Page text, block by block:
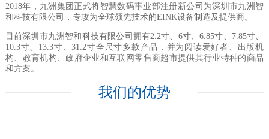
2018年，九洲集团正式将智慧数码事业部注册新公司为深圳市九洲智
和科技有限公司，专攻为全球领先技术的EINK设备制造及提供商。
目前深圳市九洲智和科技有限公司拥有2.2寸、6寸、6.85寸、7.85寸、
10.3寸、13.3寸、31.2寸全尺寸多款产品，并为阅读爱好者、出版机
构、教育机构、政府企业和互联网零售商超市提供其行业特种的商品
和方案。
我们的优势